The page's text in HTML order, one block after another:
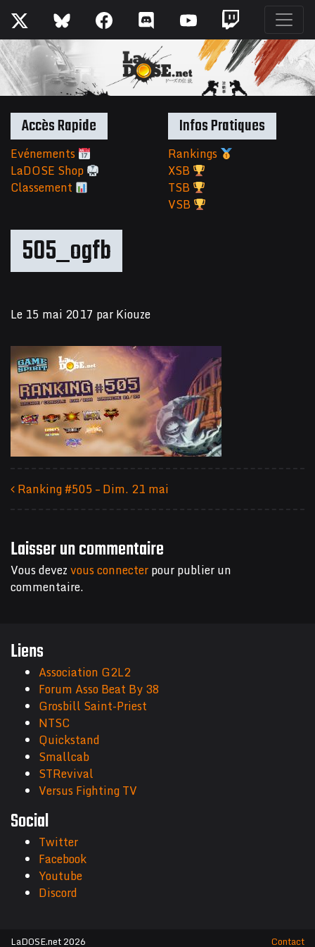
505_ogfb
Le 15 mai 2017 parKiouze
Ranking #505 – Dim. 21 mai
Laisser un commentaire
Vous devezvous connecterpour publier un
commentaire.
Accès Rapide
Evénements
LaDOSE Shop
Classement
Infos Pratiques
Rankings
XSB
TSB
VSB
Liens
Association G2L2
Forum Asso Beat By 38
Grosbill Saint-Priest
NTSC
Quickstand
Smallcab
STRevival
Versus Fighting TV
Social
Twitter
Facebook
Youtube
Discord
LaDOSE.net 2026 Contact